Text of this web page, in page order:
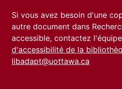
Si vous avez besoin d'une
autre document dans
accessible, contactez
d'accessibilité de la
libadapt@uottawa.ca